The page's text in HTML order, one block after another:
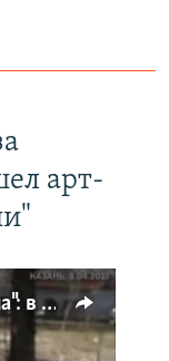
арт-
"Наш дурдом голосует за Путина": в Казани прошел арт-пикет "Открытой России"